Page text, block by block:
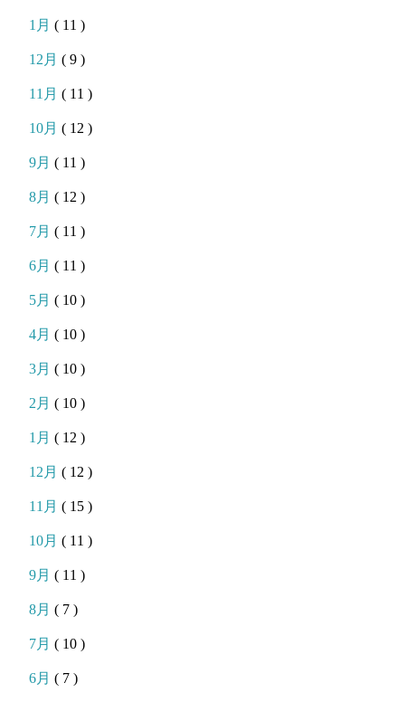
1月( 11 )
12月( 9 )
11月( 11 )
10月( 12 )
9月( 11 )
8月( 12 )
7月( 11 )
6月( 11 )
5月( 10 )
4月( 10 )
3月( 10 )
2月( 10 )
1月( 12 )
12月( 12 )
11月( 15 )
10月( 11 )
9月( 11 )
8月( 7 )
7月( 10 )
6月( 7 )